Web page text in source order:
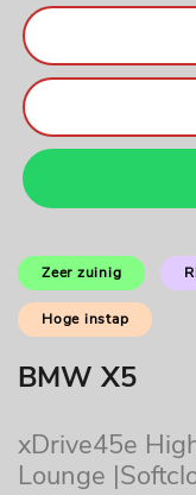
Zeer zuinig
Hoge instap
BMW X5
xDrive45e
Lounge